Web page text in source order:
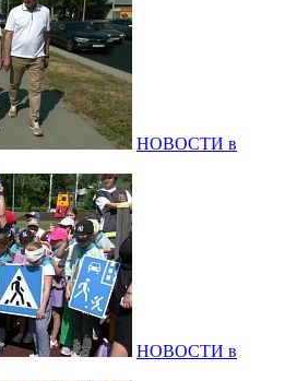
НОВОСТИ в
НОВОСТИ в